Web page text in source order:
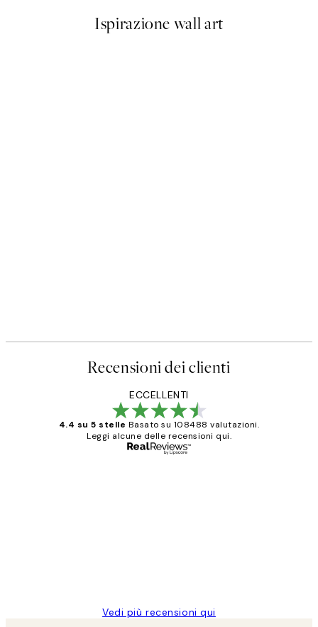
Ispirazione wall art
Recensioni dei clienti
ECCELLENTI
4.4 su 5 stelle Basato su 108488 valutazioni.
Leggi alcune delle recensioni qui.
Vedi più recensioni qui